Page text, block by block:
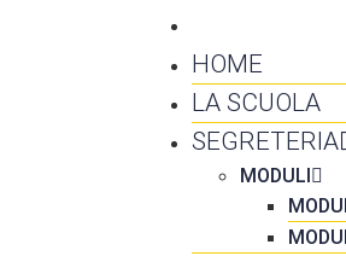
HOME
LA SCUOLA
SEGRETERIA
MODULI